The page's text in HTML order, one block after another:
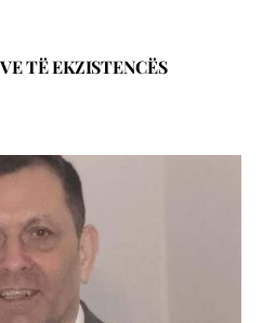
TЁ EKZISTENCЁS